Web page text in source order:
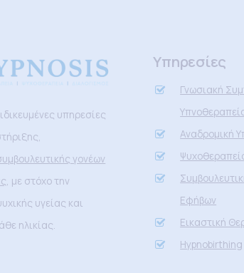
υπηρεσίες
γονέων
, με στόχο την
υγείας και
ηλικίας.
Υπηρεσίες
Γνωσιακή
Αναδρομική
Εφήβων
Εικαστική
Hypnobirthing